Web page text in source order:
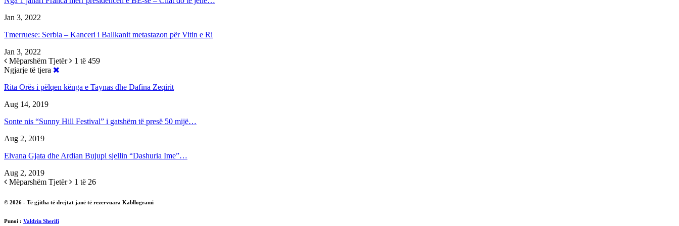
Jan 3, 2022
Tmerruese: Serbia – Kanceri i Ballkanit metastazon për Vitin e Ri
Jan 3, 2022
Mëparshëm Tjetër
1 të 459
Ngjarje të tjera
Rita Orës i pëlqen kënga e Taynas dhe Dafina Zeqirit
Aug 14, 2019
Sonte nis “Sunny Hill Festival” i gatshëm të presë 50 mijë…
Aug 2, 2019
Elvana Gjata dhe Ardian Bujupi sjellin “Dashuria Ime”…
Aug 2, 2019
Mëparshëm Tjetër 1 të 26
© 2026 - Të gjitha të drejtat janë të rezervuara Kabllogrami
Punoi : Valdrin Sherifi